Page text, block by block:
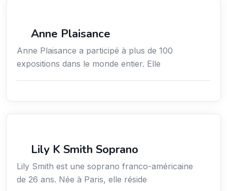
Anne Plaisance
Anne Plaisance a participé à plus de 100
expositions dans le monde entier. Elle
Lily K Smith Soprano
Lily Smith est une soprano franco-américaine
de 26 ans. Née à Paris, elle réside